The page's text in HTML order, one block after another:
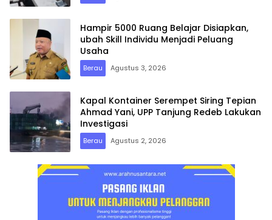
Hampir 5000 Ruang Belajar Disiapkan,
ubah Skill Individu Menjadi Peluang
Usaha
Berau Agustus 3, 2026
Kapal Kontainer Serempet Siring Tepian
Ahmad Yani, UPP Tanjung Redeb Lakukan
Investigasi
Berau Agustus 2, 2026